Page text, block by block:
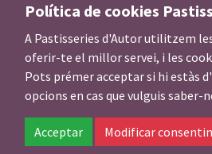
Aquest producte ja no està
Xocolata negra de cobertura
cobertura (38%), xocolata blanca de
Política de cookies
A Pastisseries d'Autor utilitzem
oferir-te el millor servei, i les
Pots prémer acceptar si hi estàs
opcions en cas que vulguis saber-
Acceptar Modificar